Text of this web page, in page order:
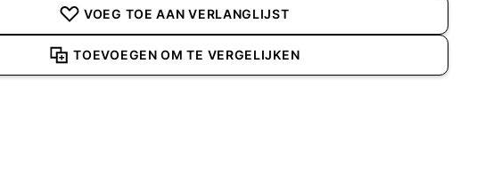
VOEG TOE AAN VERLANGLIJST
TOEVOEGEN OM TE VERGELIJKEN